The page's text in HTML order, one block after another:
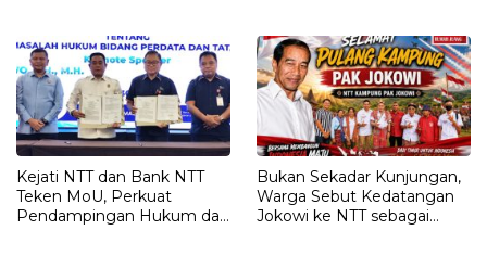
Kejati NTT dan Bank NTT
Teken MoU, Perkuat
Pendampingan Hukum dan
Bukan Sekadar Kunjungan,
Warga Sebut Kedatangan
Jokowi ke NTT sebagai